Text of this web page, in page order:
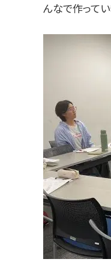
んなで作ってい